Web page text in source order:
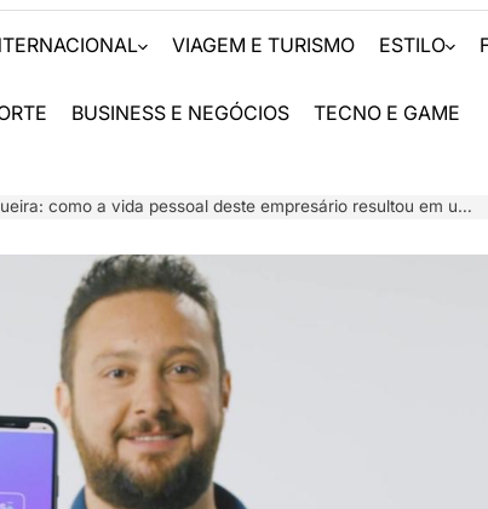
VIAGEM E TURISMO ESTILO
BUSINESS E NEGÓCIOS TECNO E GAME
a vida pessoal deste empresário resultou em um modelo de negócios que atende o público C, D,E?